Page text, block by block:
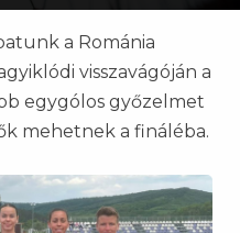
a Románia
visszavágóján a
egygólos győzelmet
mehetnek a fináléba.